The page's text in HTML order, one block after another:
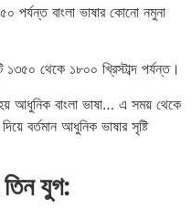
পর্যন্ত বাংলা ভাষার কোনো নমুনা
১৩৫০ থেকে ১৮০০ খ্রিস্টাব্দ পর্যন্ত।
আধুনিক বাংলা ভাষা… এ সময় থেকে
বর্তমান আধুনিক ভাষার সৃষ্টি
তিন যুগ: